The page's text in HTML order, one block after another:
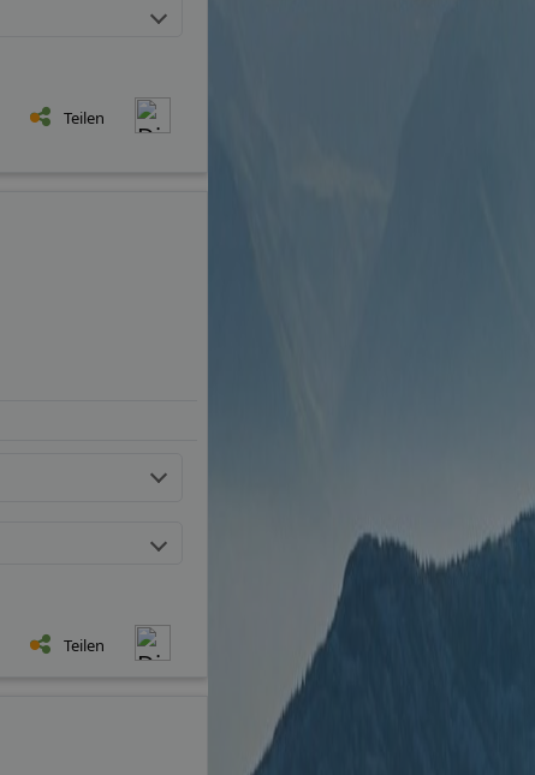
Teilen
Teilen